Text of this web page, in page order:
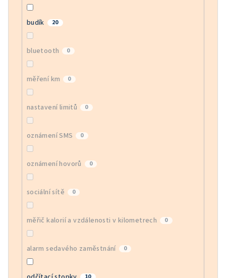
budík 20
bluetooth 0
měření km 0
nastavení limitů 0
oznámení SMS 0
oznámení hovorů 0
sociální sítě 0
měřič kalorií a vzdálenosti v kilometrech 0
alarm sedavého zaměstnání 0